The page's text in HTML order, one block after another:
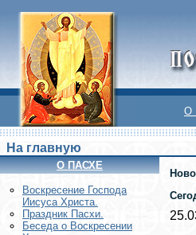
О
На главную
О ПАСХЕ
Воскреcение Господа
Иисуса Христа.
Праздник Пасхи.
Беседа о Воскресении